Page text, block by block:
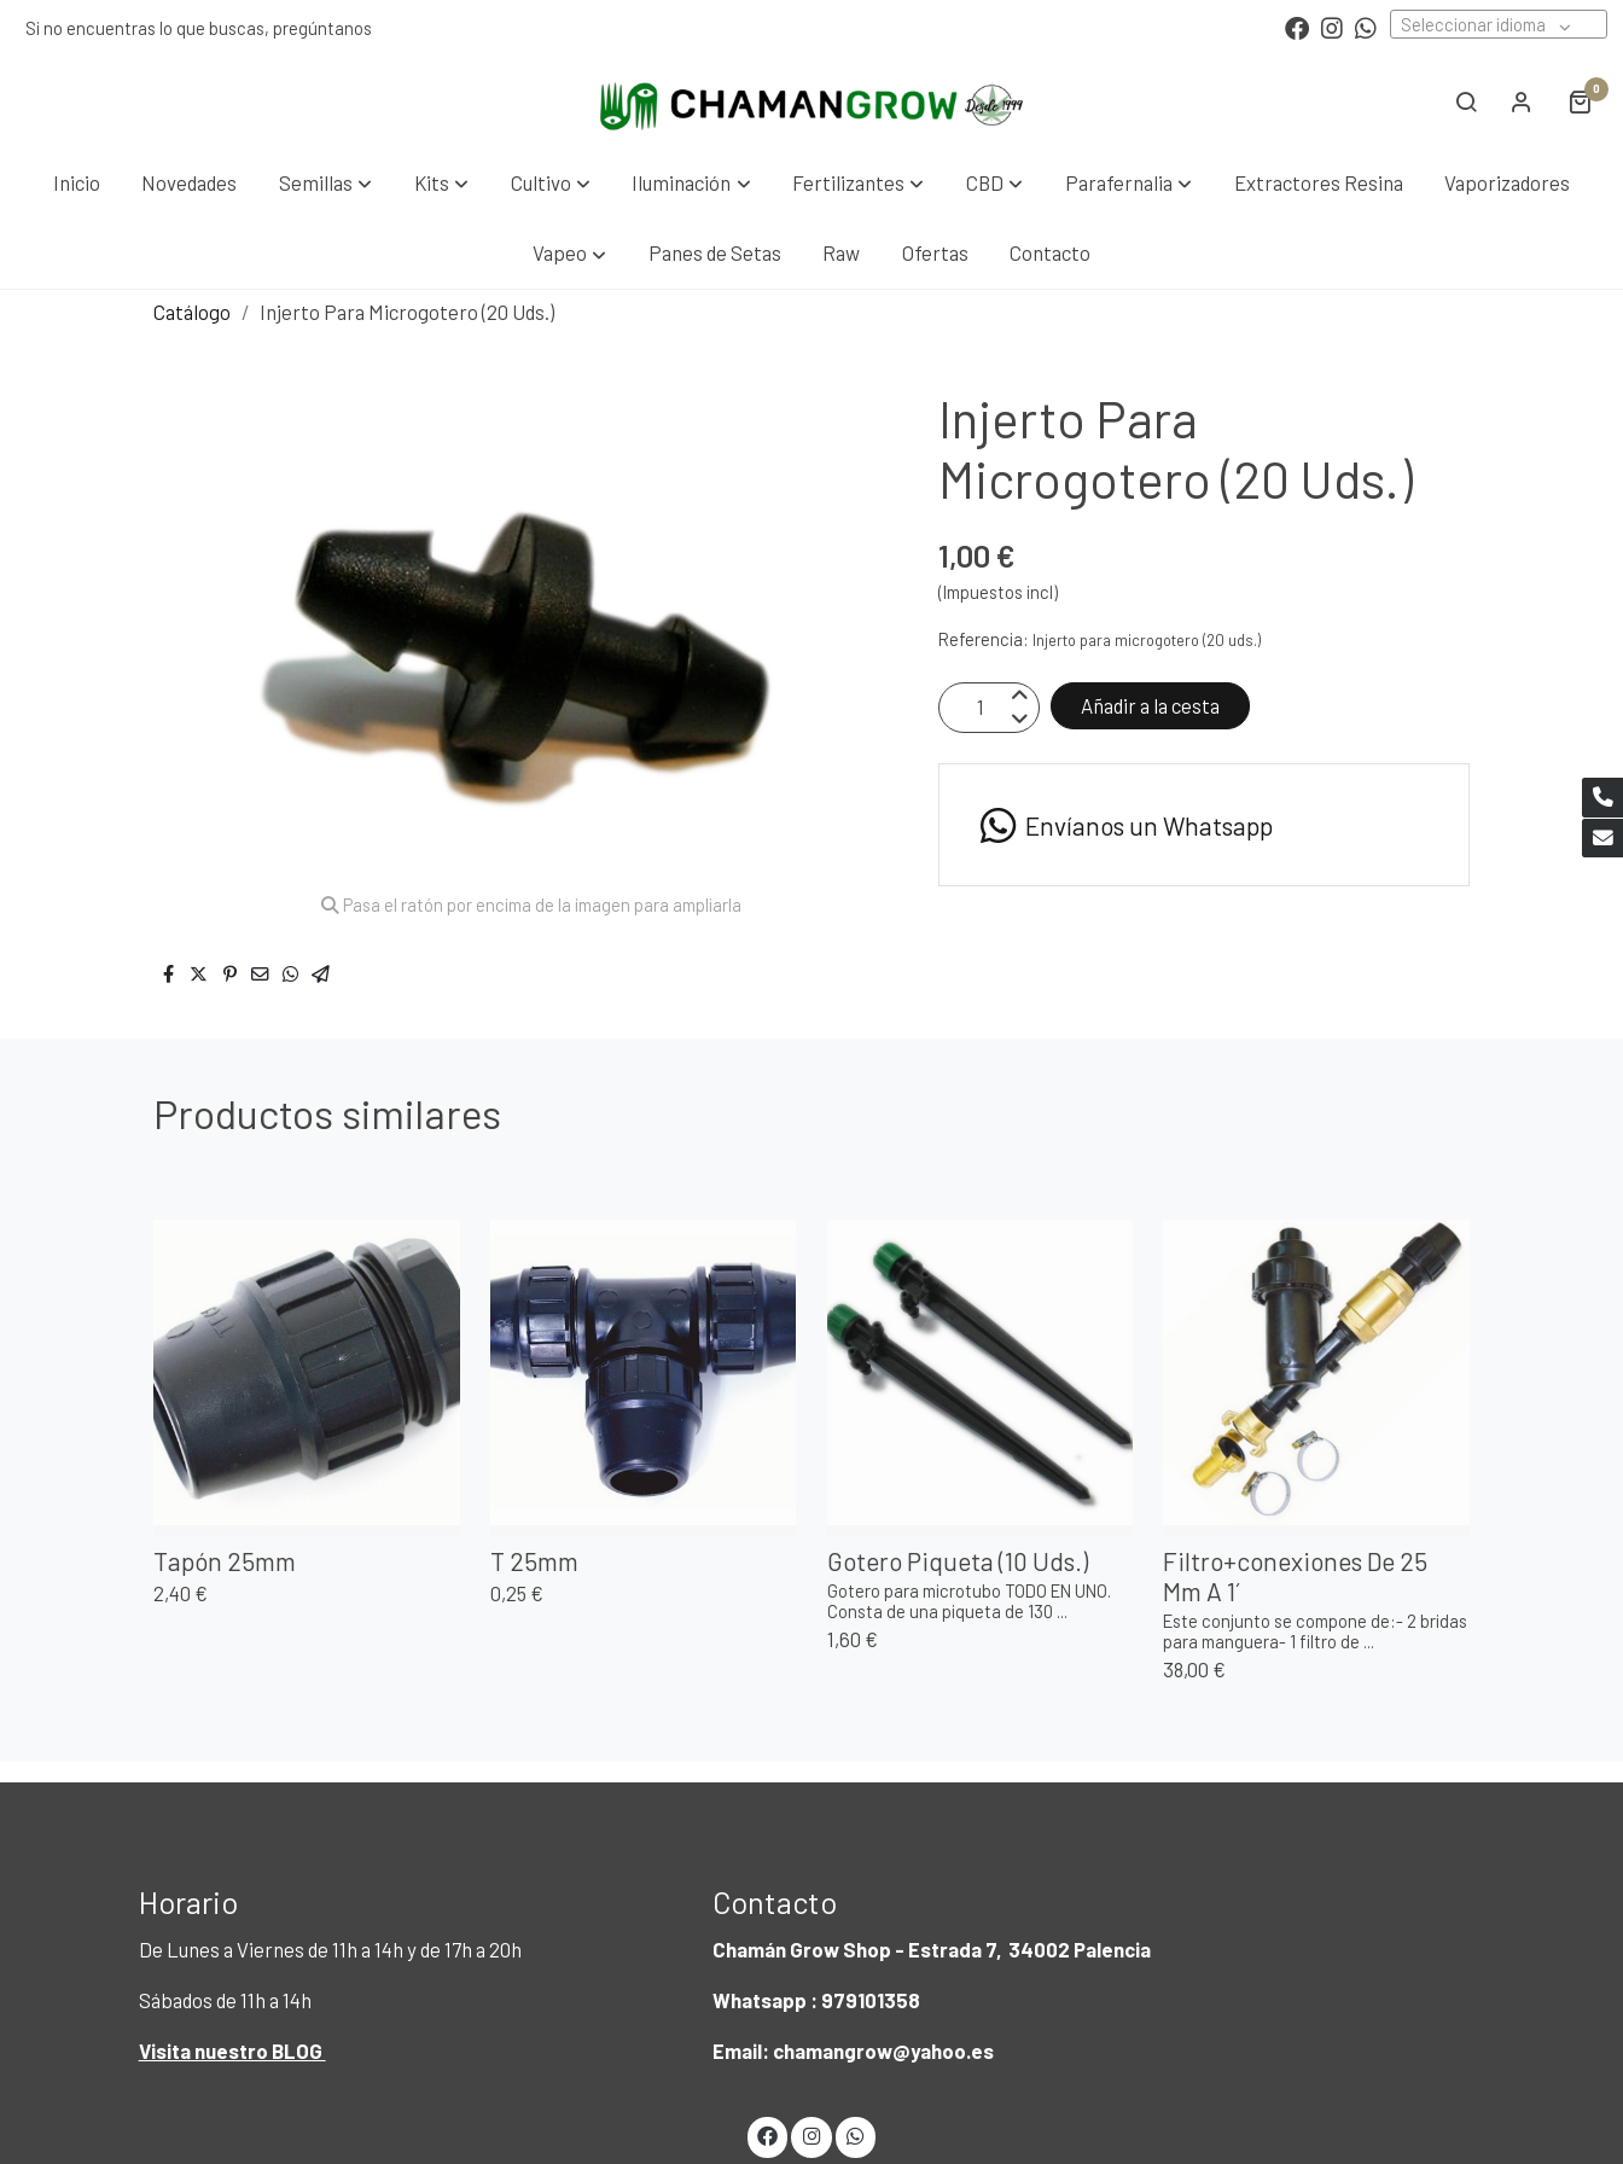
Si no encuentras lo que buscas, pregúntanos Seleccionar idioma
0
Inicio Novedades Semillas Kits Cultivo Iluminación Fertilizantes CBD Parafernalia Extractores Resina Vaporizadores
Vapeo Panes de Setas Raw Ofertas Contacto
Catálogo Injerto Para Microgotero (20 Uds.)
Pasa el ratón por encima de la imagen para ampliarla
Injerto Para
Microgotero (20 Uds.)
1,00 €
(Impuestos incl)
Referencia: Injerto para microgotero (20 uds.)
Añadir a la cesta
Envíanos un Whatsapp
Productos similares
Tapón 25mm
2,40 €
T 25mm
0,25 €
Gotero Piqueta (10 Uds.)
Gotero para microtubo TODO EN UNO.
Consta de una piqueta de 130 ...
1,60 €
Filtro+conexiones De 25
Mm A 1´
Este conjunto se compone de:- 2 bridas
para manguera- 1 filtro de ...
38,00 €
Horario
De Lunes a Viernes de 11h a 14h y de 17h a 20h
Sábados de 11h a 14h
Visita nuestro BLOG
Contacto
Chamán Grow Shop - Estrada 7, 34002 Palencia
Whatsapp : 979101358
Email: chamangrow@yahoo.es